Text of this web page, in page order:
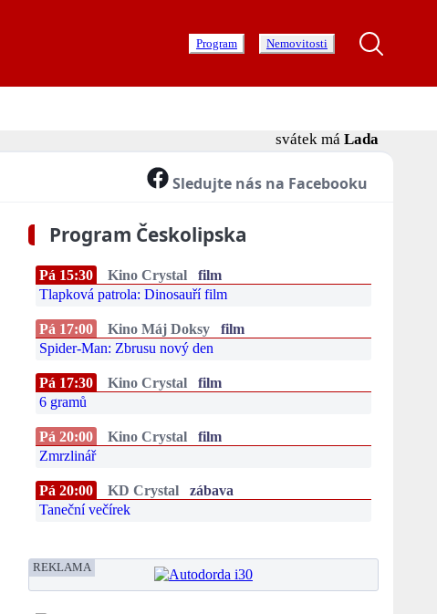
Program Nemovitosti
svátek má Lada
Sledujte nás na Facebooku
Program Českolipska
Pá 15:30 Kino Crystal
film
Tlapková patrola: Dinosauří film
Pá 17:00 Kino Máj Doksy
film
Spider-Man: Zbrusu nový den
Pá 17:30 Kino Crystal
film
6 gramů
Pá 20:00 Kino Crystal
film
Zmrzlinář
Pá 20:00 KD Crystal
zábava
Taneční večírek
REKLAMA